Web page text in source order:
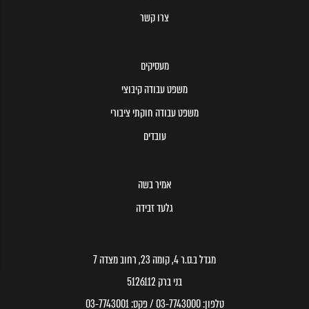
צרו קשר
מעסיקים
משפט עבודה קיבוצי
משפט עבודה חוקתי ציבורי
עובדים
אמיר בשה
גלעד זבידה
מגדל ב.ס.ר 4, קומה 23, רחוב מצדה 7
בני ברק 5126112
טלפון:03-7743000/ פקס:03-7743001